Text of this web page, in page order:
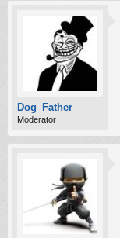
Dog_Father
Moderator